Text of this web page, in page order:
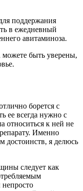
поддержания
в ежедневный
авитаминоза.
быть уверены,
борется с
ее всегда нужно с
относиться к ней не
Именно
достоинств, я делюсь
следует как